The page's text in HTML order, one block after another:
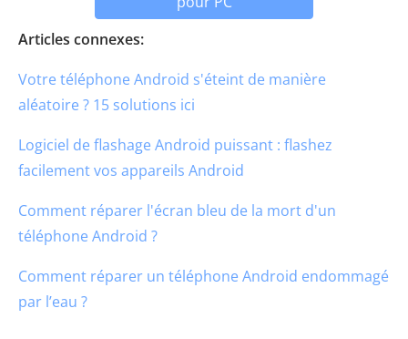
Articles connexes:
Votre téléphone Android s'éteint de manière
aléatoire ? 15 solutions ici
Logiciel de flashage Android puissant : flashez
facilement vos appareils Android
Comment réparer l'écran bleu de la mort d'un
téléphone Android ?
Comment réparer un téléphone Android endommagé
par l’eau ?